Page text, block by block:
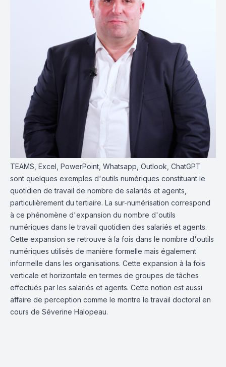
TEAMS, Excel, PowerPoint, Whatsapp, Outlook, ChatGPT
sont quelques exemples d'outils numériques constituant le
quotidien de travail de nombre de salariés et agents,
particulièrement du tertiaire. La sur-numérisation correspond
à ce phénomène d'expansion du nombre d'outils
numériques dans le travail quotidien des salariés et agents.
Cette expansion se retrouve à la fois dans le nombre d'outils
numériques utilisés de manière formelle mais également
informelle dans les organisations. Cette expansion à la fois
verticale et horizontale en termes de groupes de tâches
effectués par les salariés et agents. Cette notion est aussi
affaire de perception comme le montre le travail doctoral en
cours de Séverine Halopeau.